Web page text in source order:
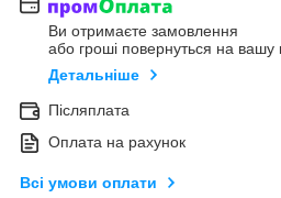
Ви отримаєте замовлення
або гроші повернуться на вашу
Детальніше
Післяплата
Оплата на рахунок
Всі умови оплати